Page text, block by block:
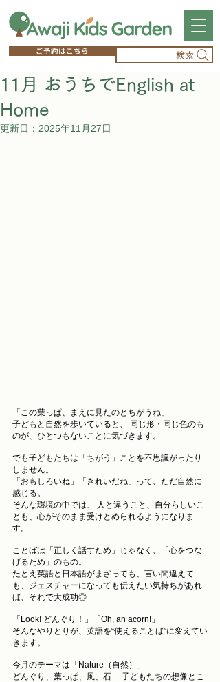
ご予約はこちら 検索
11月 おうちでEnglish at
Home
更新日： 2025年11月27日
「この葉っぱ、まえに見たのとちがうね」
子どもと自然を歩いていると、 同じ形・同じ色のも
のが、ひとつもないことに気づきます。
でも子どもたちは「ちがう」ことを不思議がったり
しません。
「おもしろいね」「きれいだね」って、ただ自然に
感じる。
そんな環境の中では、 人と違うこと、自分らしいこ
とも、心がそのまま受けとめられるようになりま
す。
ことばは「正しく話すため」じゃなく、「心をつな
げるため」のもの。
たとえ英語と日本語がまざっても、言い間違えて
も、ジェスチャーになっても伝えたい気持ちがあれ
ば、それで大成功◎
「Look! どんぐり！」「Oh, an acorn!」
そんなやりとりが、英語を“使えることば”に変えてい
きます。
今月のテーマは「Nature（自然）」
どんぐり、葉っぱ、風、石… 子どもたちの想像とこ